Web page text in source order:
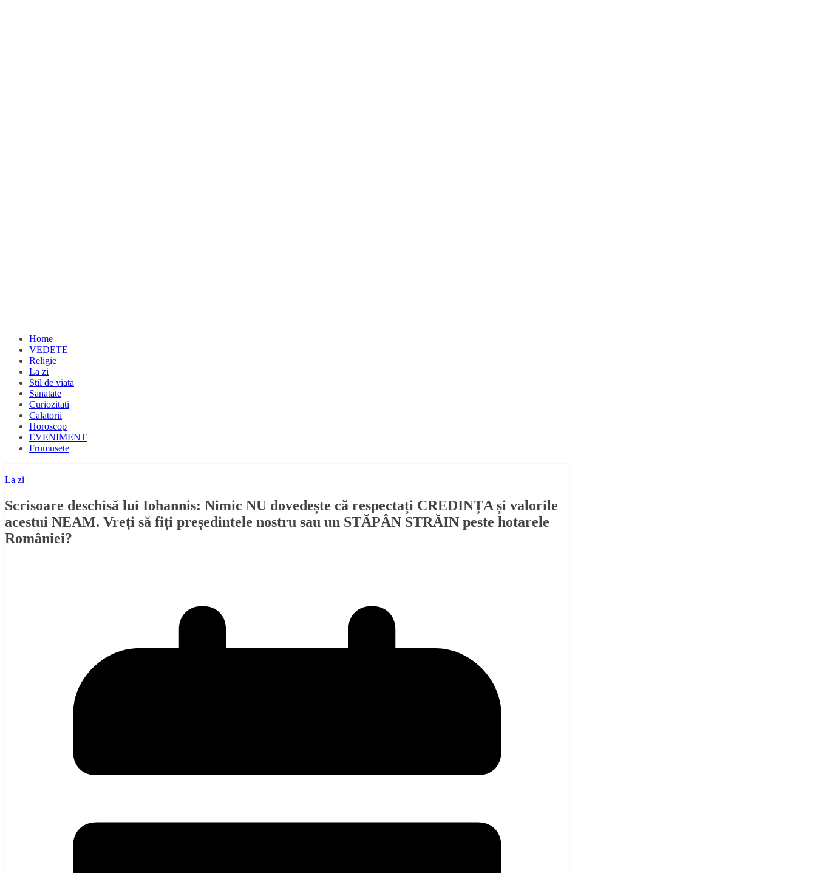
Home
VEDETE
Religie
La zi
Stil de viata
Sanatate
Curiozitati
Calatorii
Horoscop
EVENIMENT
Frumusete
La zi
Scrisoare deschisă lui Iohannis: Nimic NU dovedește că respectați CREDINȚA și valorile
acestui NEAM. Vreți să fiți președintele nostru sau un STĂPÂN STRĂIN peste hotarele
României?